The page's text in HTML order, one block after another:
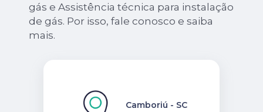
gás e Assistência técnica para instalação
de gás. Por isso, fale conosco e saiba
mais.
Camboriú - SC